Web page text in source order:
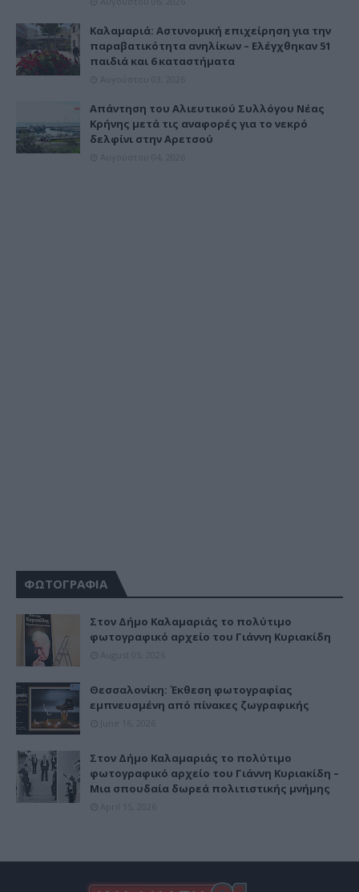
Καλαμαριά: Αστυνομική επιχείρηση για την
παραβατικότητα ανηλίκων – Ελέγχθηκαν 51
παιδιά και 6 καταστήματα
Απάντηση του Αλιευτικού Συλλόγου Νέας
Κρήνης μετά τις αναφορές για το νεκρό
δελφίνι στην Αρετσού
ΦΩΤΟΓΡΑΦΙΑ
Στον Δήμο Καλαμαριάς το πολύτιμο
φωτογραφικό αρχείο του Γιάννη Κυριακίδη
Θεσσαλονίκη: Έκθεση φωτογραφίας
εμπνευσμένη από πίνακες ζωγραφικής
Στον Δήμο Καλαμαριάς το πολύτιμο
φωτογραφικό αρχείο του Γιάννη Κυριακίδη –
Μια σπουδαία δωρεά πολιτιστικής μνήμης